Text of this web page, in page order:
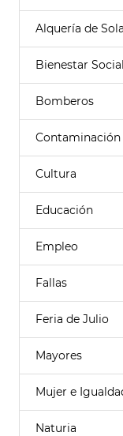
Alquería de
Bienestar Social
Bomberos
Contaminación
Cultura
Educación
Empleo
Fallas
Feria de Julio
Mayores
Mujer e
Naturia